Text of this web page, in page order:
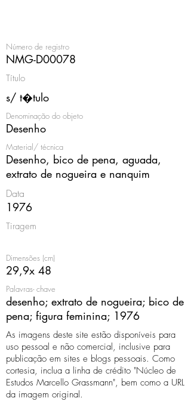
Número de registro
NMG-D00078
Título
s/ t�tulo
Denominação do objeto
Desenho
Material/ técnica
Desenho, bico de pena, aguada,
extrato de nogueira e nanquim
Data
1976
Tiragem
Dimensões (cm)
29,9x 48
Palavras- chave
desenho; extrato de nogueira; bico de
pena; figura feminina; 1976
As imagens deste site estão disponíveis para
uso pessoal e não comercial, inclusive para
publicação em sites e blogs pessoais. Como
cortesia, inclua a linha de crédito "Núcleo de
Estudos Marcello Grassmann", bem como a URL
da imagem original.